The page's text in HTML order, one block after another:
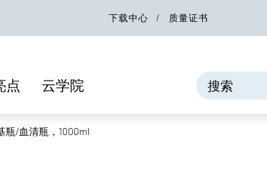
下载中心 质量证书
点 云学院
瓶/血清瓶，1000ml